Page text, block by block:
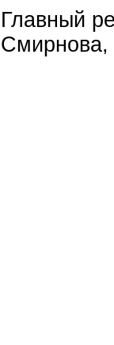
Главный
Смирнова,